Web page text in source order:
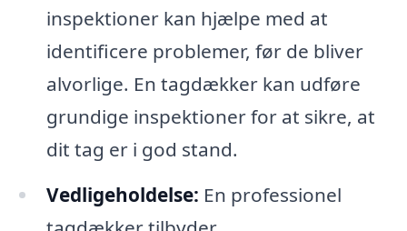
inspektioner kan hjælpe med at
identificere problemer, før de bliver
alvorlige. En tagdækker kan udføre
grundige inspektioner for at sikre, at
dit tag er i god stand.
Vedligeholdelse: En professionel